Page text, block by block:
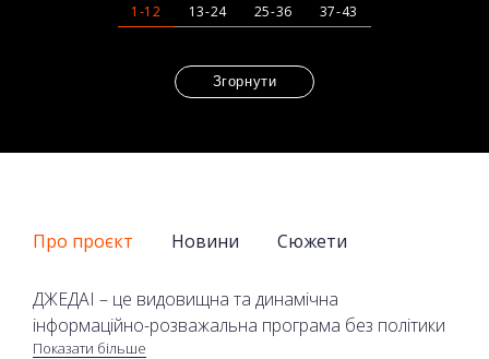
1-12 13-24 25-36 37-43
Згорнути
Про проєкт Новини Сюжети
ДЖЕДАІ – це видовищна та динамічна
інформаційно-розважальна програма без політики
та економіки на телеканалі 2+2. У програмі лише
Показати більше